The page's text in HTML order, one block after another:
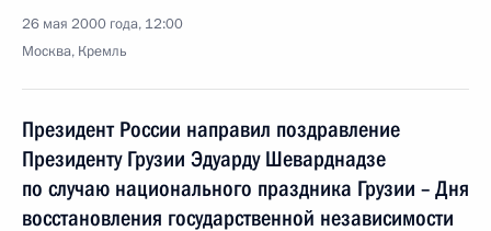
26 мая 2000 года, 12:00
Москва, Кремль
Президент России направил поздравление
Президенту Грузии Эдуарду Шеварднадзе
по случаю национального праздника Грузии – Дня
восстановления государственной независимости